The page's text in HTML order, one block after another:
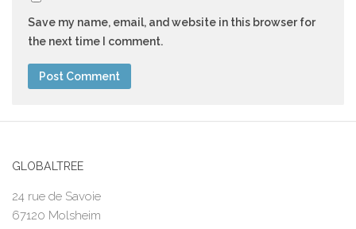
Save my name, email, and website in this browser for
the next time I comment.
GLOBALTREE
24 rue de Savoie
67120 Molsheim